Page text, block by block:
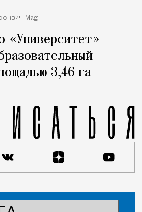
Mag
«Университет»
3,46 га